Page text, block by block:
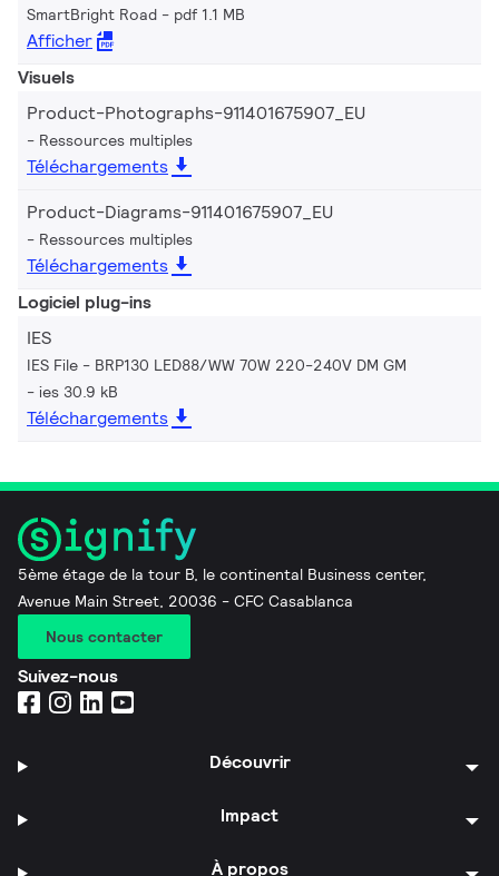
SmartBright Road pdf 1.1 MB
Afficher
Visuels
Product-Photographs-911401675907_EU
Ressources multiples
Téléchargements
Product-Diagrams-911401675907_EU
Ressources multiples
Téléchargements
Logiciel plug-ins
IES
IES File - BRP130 LED88/WW 70W 220-240V DM GM
ies 30.9 kB
Téléchargements
5ème étage de la tour B, le continental Business center,
Avenue Main Street, 20036 - CFC Casablanca
Nous contacter
Suivez-nous
Découvrir
Impact
À propos